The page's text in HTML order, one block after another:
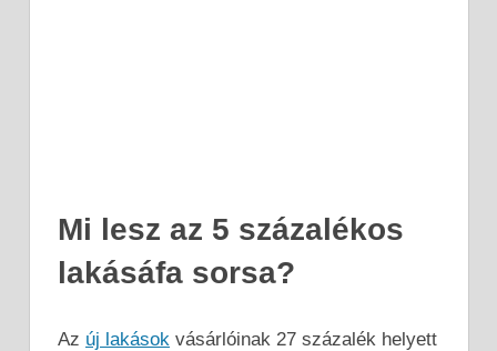
Mi lesz az 5 százalékos
lakásáfa sorsa?
Az új lakások vásárlóinak 27 százalék helyett